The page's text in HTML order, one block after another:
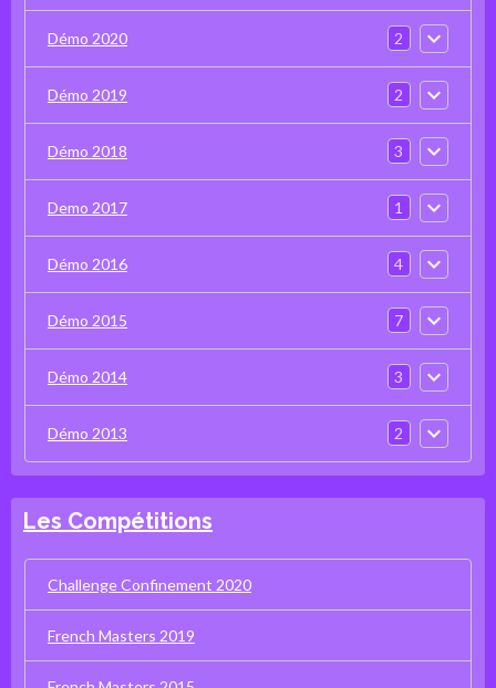
Démo 2020 2
Démo 2019 2
Démo 2018 3
Demo 2017 1
Démo 2016 4
Démo 2015 7
Démo 2014 3
Démo 2013 2
Les Compétitions
Challenge Confinement 2020
French Masters 2019